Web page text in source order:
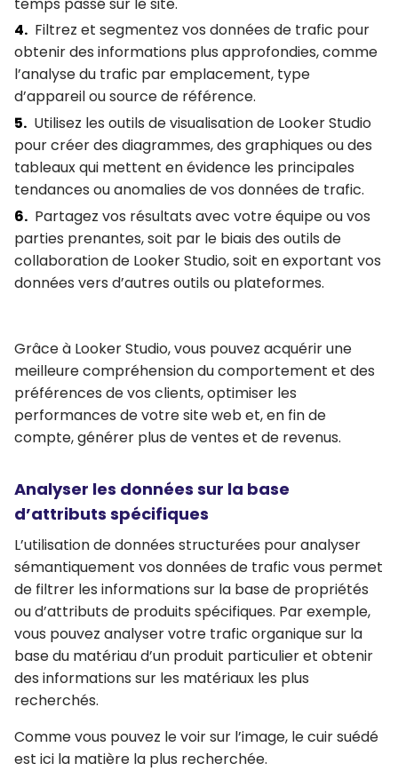
Filtrez et segmentez vos données de trafic pour
obtenir des informations plus approfondies, comme
l’analyse du trafic par emplacement, type
d’appareil ou source de référence.
Utilisez les outils de visualisation de Looker Studio
pour créer des diagrammes, des graphiques ou des
tableaux qui mettent en évidence les principales
tendances ou anomalies de vos données de trafic.
Partagez vos résultats avec votre équipe ou vos
parties prenantes, soit par le biais des outils de
collaboration de Looker Studio, soit en exportant vos
données vers d’autres outils ou plateformes.
Grâce à Looker Studio,vous pouvez acquérir une
meilleure compréhension du comportement et des
préférences de vos clients, optimiser les
performances de votre site webet, en fin de
compte,générer plus de ventes et de revenus.
Analyser les données sur la base
d’attributs spécifiques
L’utilisation de données structurées pour analyser
sémantiquement vos données de trafic vous permet
de filtrer les informations sur la base de propriétés
ou d’attributs de produits spécifiques. Par exemple,
vous pouvez analyser votre trafic organique sur la
base du matériau d’un produit particulier et obtenir
des informations sur les matériaux les plus
recherchés.
Comme vous pouvez le voir sur l’image, le cuir suédé
est ici la matière la plus recherchée.